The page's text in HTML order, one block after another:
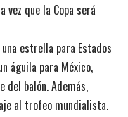
que la Copa será
estrella para Estados
águila para México,
del balón. Además,
al trofeo mundialista.